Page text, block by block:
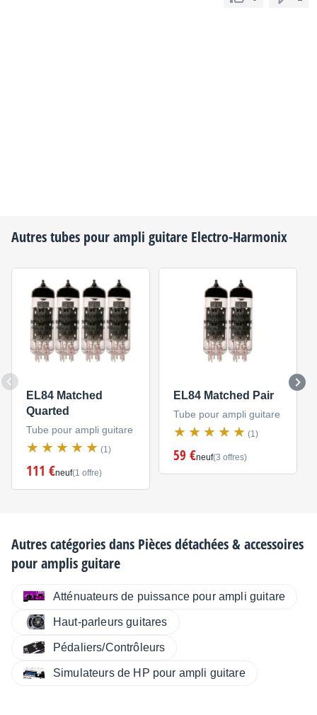
Autres tubes pour ampli guitare Electro-Harmonix
EL84 Matched
Quarted
Tube pour ampli guitare
(1)
111 €neuf(1 offre)
EL84 Matched Pair
Tube pour ampli guitare
(1)
59 €neuf(3 offres)
Autres catégories dans Pièces détachées & accessoires
pour amplis guitare
Atténuateurs de puissance pour ampli guitare
Haut-parleurs guitares
Pédaliers/Contrôleurs
Simulateurs de HP pour ampli guitare